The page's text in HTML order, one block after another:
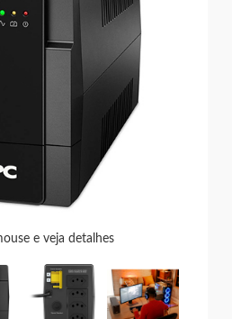
e veja detalhes